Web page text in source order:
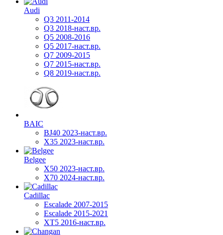
Audi
Q3 2011-2014
Q3 2018-наст.вр.
Q5 2008-2016
Q5 2017-наст.вр.
Q7 2009-2015
Q7 2015-наст.вр.
Q8 2019-наст.вр.
BAIC
BJ40 2023-наст.вр.
X35 2023-наст.вр.
Belgee
X50 2023-наст.вр.
X70 2024-наст.вр.
Cadillac
Escalade 2007-2015
Escalade 2015-2021
XT5 2016-наст.вр.